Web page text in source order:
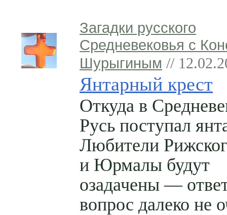
Загадки русского
Средневековья с
Шурыгиным //
Янтарный крест
Откуда в
Русь поступал
Любители
и Юрмалы будут
озадачены —
вопрос далеко не